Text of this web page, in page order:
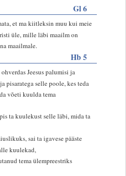
Gl 6
et ma kiitleksin muu kui meie
risti üle, mille läbi maailm on
maailmale.
Hb 5
Jeesus palumisi ja
pisaratega selle poole, kes teda
võeti kuulda tema
ta kuulekust selle läbi, mida ta
sai ta igavese pääste
kuulekad,
tema ülempreestriks